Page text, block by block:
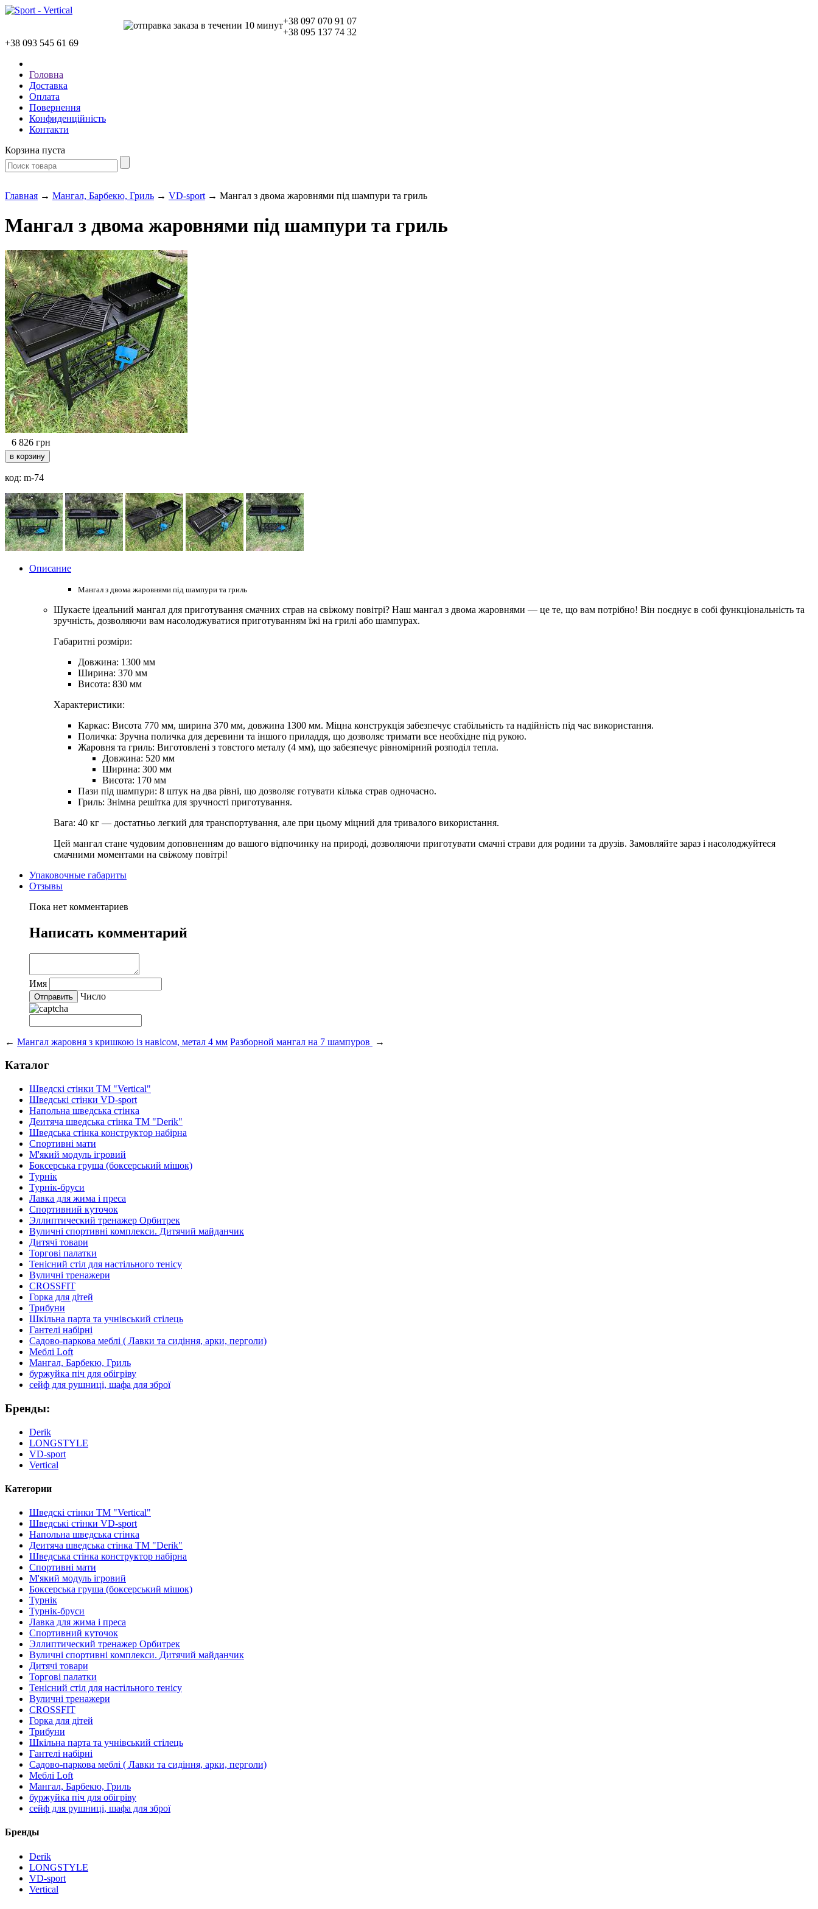
+38 097 070 91 07
+38 095 137 74 32
+38 093 545 61 69
Головна
Доставка
Оплата
Повернення
Конфиденційність
Контакти
Корзина пуста
Главная → Мангал, Барбекю, Гриль → VD-sport → Мангал з двома жаровнями під шампури та гриль
Мангал з двома жаровнями під шампури та гриль
6 826 грн
код: m-74
Описание
Мангал з двома жаровнями під шампури та гриль
Шукаєте ідеальний мангал для приготування смачних страв на свіжому повітрі? Наш мангал з двома жаровнями — це те, що вам потрібно! Він поєднує в собі функціональність та
зручність, дозволяючи вам насолоджуватися приготуванням їжі на грилі або шампурах.
Габаритні розміри:
Довжина: 1300 мм
Ширина: 370 мм
Висота: 830 мм
Характеристики:
Каркас: Висота 770 мм, ширина 370 мм, довжина 1300 мм. Міцна конструкція забезпечує стабільність та надійність під час використання.
Поличка: Зручна поличка для деревини та іншого приладдя, що дозволяє тримати все необхідне під рукою.
Жаровня та гриль: Виготовлені з товстого металу (4 мм), що забезпечує рівномірний розподіл тепла.
Довжина: 520 мм
Ширина: 300 мм
Висота: 170 мм
Пази під шампури: 8 штук на два рівні, що дозволяє готувати кілька страв одночасно.
Гриль: Знімна решітка для зручності приготування.
Вага: 40 кг — достатньо легкий для транспортування, але при цьому міцний для тривалого використання.
Цей мангал стане чудовим доповненням до вашого відпочинку на природі, дозволяючи приготувати смачні страви для родини та друзів. Замовляйте зараз і насолоджуйтеся
смачними моментами на свіжому повітрі!
Упаковочные габариты
Отзывы
Пока нет комментариев
Написать комментарий
Имя
Число
← Мангал жаровня з кришкою із навісом, метал 4 мм Разборной мангал на 7 шампуров →
Каталог
Шведскі стінки TM "Vertical"
Шведські стінки VD-sport
Напольна шведська стінка
Деитяча шведська стінка TM "Derik"
Шведська стінка конструктор набірна
Спортивні мати
М'який модуль ігровий
Боксерська груша (боксерський мішок)
Турнік
Турнік-бруси
Лавка для жима і преса
Спортивний куточок
Эллиптический тренажер Орбитрек
Вуличні спортивні комплекси. Дитячий майданчик
Дитячі товари
Торгові палатки
Тенісний стіл для настільного тенісу
Вуличні тренажери
CROSSFIT
Горка для дітей
Трибуни
Шкільна парта та учнівський стілець
Гантелі набірні
Садово-паркова меблі ( Лавки та сидіння, арки, перголи)
Меблі Loft
Мангал, Барбекю, Гриль
буржуйка піч для обігріву
сейф для рушниці, шафа для зброї
Бренды:
Derik
LONGSTYLE
VD-sport
Vertical
Категории
Шведскі стінки TM "Vertical"
Шведські стінки VD-sport
Напольна шведська стінка
Деитяча шведська стінка TM "Derik"
Шведська стінка конструктор набірна
Спортивні мати
М'який модуль ігровий
Боксерська груша (боксерський мішок)
Турнік
Турнік-бруси
Лавка для жима і преса
Спортивний куточок
Эллиптический тренажер Орбитрек
Вуличні спортивні комплекси. Дитячий майданчик
Дитячі товари
Торгові палатки
Тенісний стіл для настільного тенісу
Вуличні тренажери
CROSSFIT
Горка для дітей
Трибуни
Шкільна парта та учнівський стілець
Гантелі набірні
Садово-паркова меблі ( Лавки та сидіння, арки, перголи)
Меблі Loft
Мангал, Барбекю, Гриль
буржуйка піч для обігріву
сейф для рушниці, шафа для зброї
Бренды
Derik
LONGSTYLE
VD-sport
Vertical